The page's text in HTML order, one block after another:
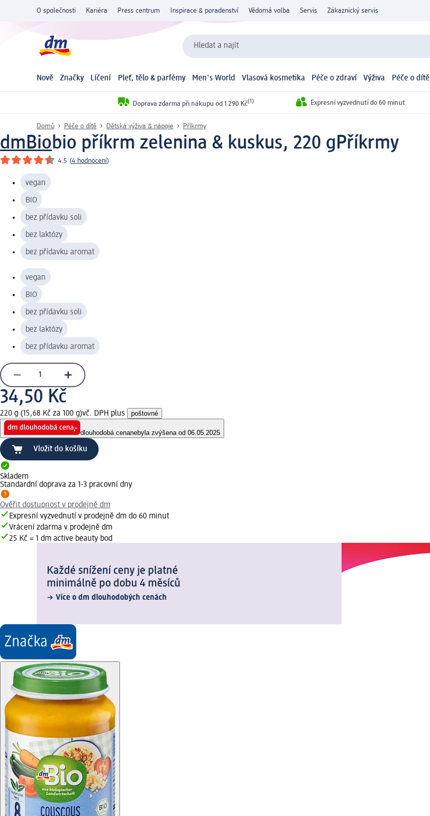
O společnosti Kariéra Press centrum Inspirace & poradenství Vědomá volba Servis Zákaznický servis
Hledat a najít
Nově Značky Líčení Pleť, tělo & parfémy Men's World Vlasová kosmetika Péče o zdraví Výživa Péče o dítě
Doprava zdarma při nákupu od 1 290 Kč(1) Expresní vyzvednutí do 60 minut
Domů Péče o dítě Dětská výživa & nápoje Příkrmy
dmBiobio příkrm zelenina & kuskus, 220 gPříkrmy
4.5 (4 hodnocení)
vegan
BIO
bez přídavku soli
bez laktózy
bez přídavku aromat
vegan
BIO
bez přídavku soli
bez laktózy
bez přídavku aromat
34,50 Kč
220 g (15,68 Kč za 100 g)vč. DPH plus poštovné
dlouhodobá cenanebyla zvýšena od 06.05.2025
Vložit do košíku
Skladem
Standardní doprava za 1-3 pracovní dny
Ověřit dostupnost v prodejně dm
Expresní vyzvednutí v prodejně dm do 60 minut
Vrácení zdarma v prodejně dm
25 Kč = 1 dm active beauty bod
Každé snížení ceny je platné
minimálně po dobu 4 měsíců
Více o dm dlouhodobých cenách